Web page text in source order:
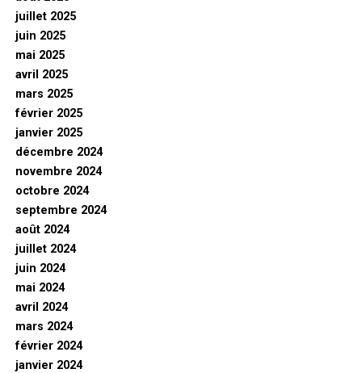
juillet 2025
juin 2025
mai 2025
avril 2025
mars 2025
février 2025
janvier 2025
décembre 2024
novembre 2024
octobre 2024
septembre 2024
août 2024
juillet 2024
juin 2024
mai 2024
avril 2024
mars 2024
février 2024
janvier 2024